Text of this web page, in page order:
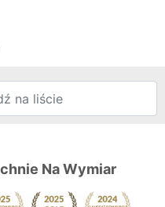
Na Wymiar